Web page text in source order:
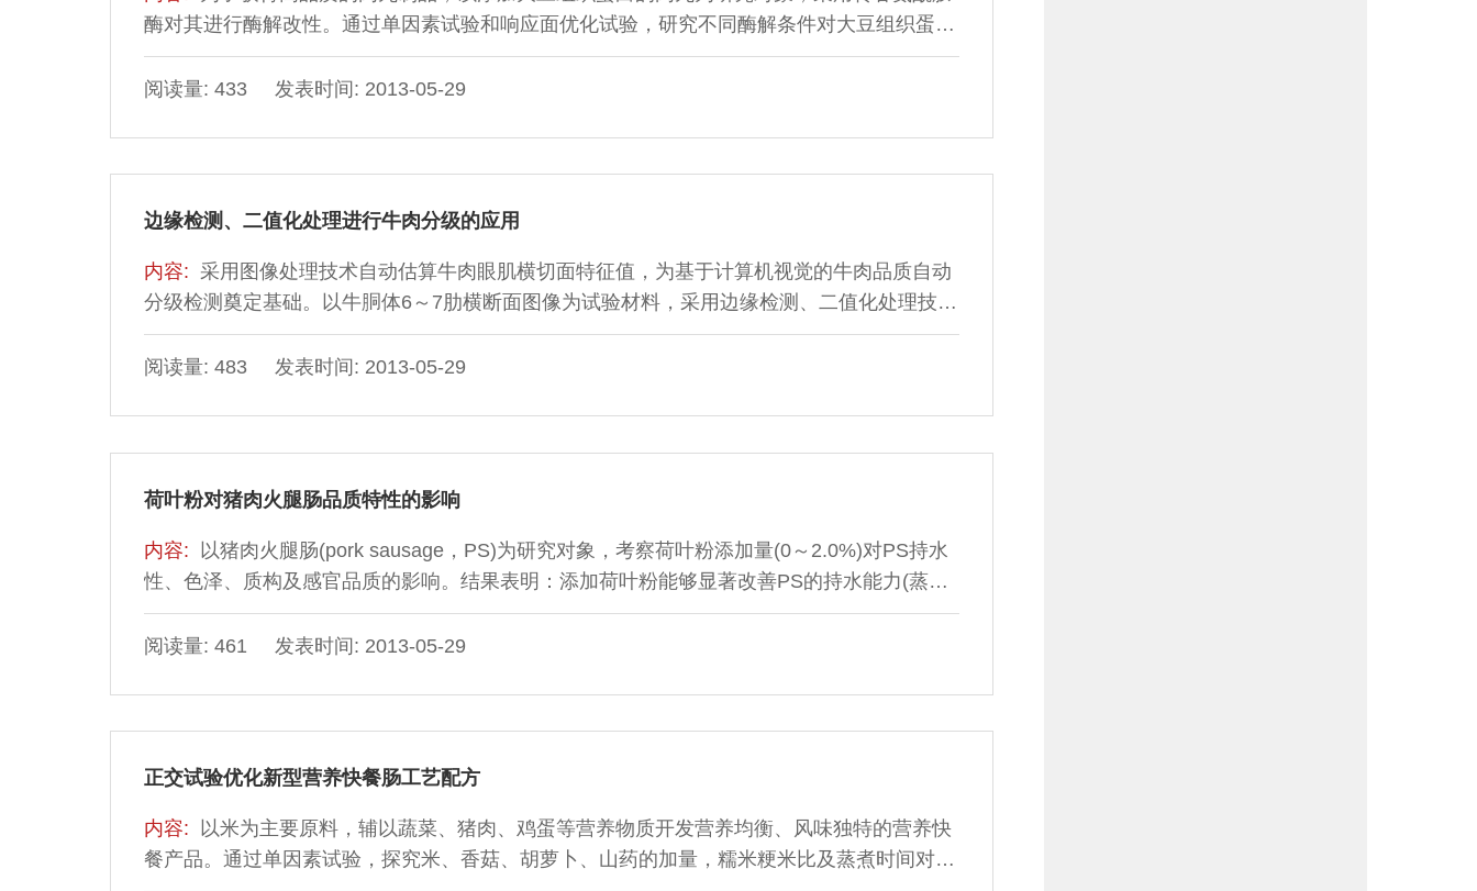
酶对其进行酶解改性。通过单因素试验和响应面优化试验，研究不同酶解条件对大豆组织蛋白
肉丸品质
阅读量: 433 发表时间: 2013-05-29
边缘检测、二值化处理进行牛肉分级的应用
内容: 采用图像处理技术自动估算牛肉眼肌横切面特征值，为基于计算机视觉的牛肉品质自动
分级检测奠定基础。以牛胴体6～7肋横断面图像为试验材料，采用边缘检测、二值化处理技术
等，运用VisualC++6.0编程语言，对牛肉眼肌的眼肌面积、脂肪、肌肉总面积比、脂肪分布均
匀度、眼肌圆度、肌肉和脂肪色度值5个特征参数进行特征提取和检测。结果表明：经测量所
阅读量: 483 发表时间: 2013-05-29
荷叶粉对猪肉火腿肠品质特性的影响
内容:
以猪肉火腿肠(pork sausage，PS)为研究对象，考察荷叶粉添加量(0～2.0%)对PS持水
性、色泽、质构及感官品质的影响。结果表明：添加荷叶粉能够显著改善PS的持水能力(蒸煮
损失率CL值降低、保水性WHC值和总持水性TWBC值提高)和硬度(P＜0.05)；但会导致其L*值
和a*值显著降低(P＜0.05)；添加不高于1.0%的荷叶粉，对PS的组织状态、香气、咸味、涩味
阅读量: 461 发表时间: 2013-05-29
正交试验优化新型营养快餐肠工艺配方
内容:
以米为主要原料，辅以蔬菜、猪肉、鸡蛋等营养物质开发营养均衡、风味独特的营养快
餐产品。通过单因素试验，探究米、香菇、胡萝卜、山药的加量，糯米粳米比及蒸煮时间对产